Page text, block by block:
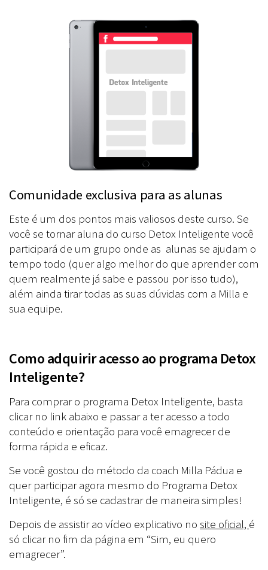
Comunidade exclusiva para as alunas
Este é um dos pontos mais valiosos deste curso. Se
você se tornar aluna do curso Detox Inteligente você
participará de um grupo onde as alunas se ajudam o
tempo todo (quer algo melhor do que aprender com
quem realmente já sabe e passou por isso tudo),
além ainda tirar todas as suas dúvidas com a Milla e
sua equipe.
Como adquirir acesso ao programa Detox
Inteligente?
Para comprar o programa Detox Inteligente, basta
clicar no link abaixo e passar a ter acesso a todo
conteúdo e orientação para você emagrecer de
forma rápida e eficaz.
Se você gostou do método da coach Milla Pádua e
quer participar agora mesmo do Programa Detox
Inteligente, é só se cadastrar de maneira simples!
Depois de assistir ao vídeo explicativo no site oficial, é
só clicar no fim da página em “Sim, eu quero
emagrecer”.